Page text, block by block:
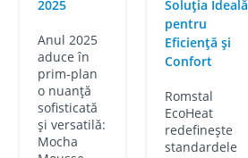
2025
Anul 2025
aduce în
prim-plan
o nuanță
sofisticată
și versatilă:
Mocha
Soluția Ideală
pentru
Eficiență și
Confort
Romstal
EcoHeat
redefinește
standardele